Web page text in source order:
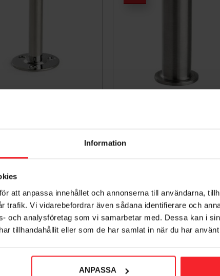
Information
att anpassa innehållet och annonserna till användarna,
trafik. Vi vidarebefordrar även sådana identifierare och
och analysföretag som vi samarbetar med. Dessa kan i
tillhandahållit eller som de har samlat in när du har
ANPASSA
Gem som favorit